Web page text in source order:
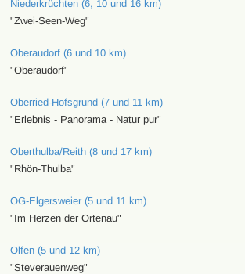
Niederkrüchten (6, 10 und 16 km)
"Zwei-Seen-Weg"
Oberaudorf (6 und 10 km)
"Oberaudorf"
Oberried-Hofsgrund (7 und 11 km)
"Erlebnis - Panorama - Natur pur"
Oberthulba/Reith (8 und 17 km)
"Rhön-Thulba"
OG-Elgersweier (5 und 11 km)
"Im Herzen der Ortenau"
Olfen (5 und 12 km)
"Steverauenweg"